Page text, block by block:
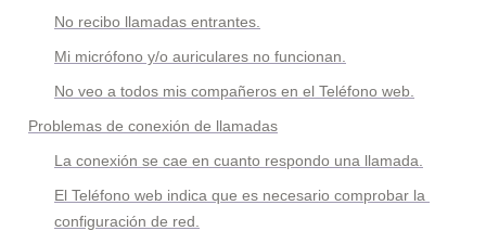
No recibo llamadas entrantes.
Mi micrófono y/o auriculares no funcionan.
No veo a todos mis compañeros en el Teléfono web.
Problemas de conexión de llamadas
La conexión se cae en cuanto respondo una llamada.
El Teléfono web indica que es necesario comprobar la
configuración de red.